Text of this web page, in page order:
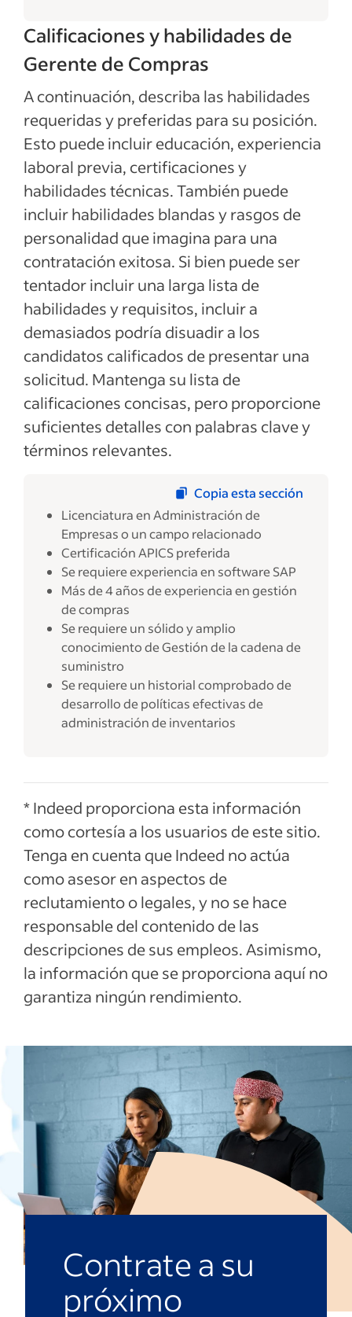
Calificaciones y habilidades de
Gerente de Compras
A continuación, describa las habilidades
requeridas y preferidas para su posición.
Esto puede incluir educación, experiencia
laboral previa, certificaciones y
habilidades técnicas. También puede
incluir habilidades blandas y rasgos de
personalidad que imagina para una
contratación exitosa. Si bien puede ser
tentador incluir una larga lista de
habilidades y requisitos, incluir a
demasiados podría disuadir a los
candidatos calificados de presentar una
solicitud. Mantenga su lista de
calificaciones concisas, pero proporcione
suficientes detalles con palabras clave y
términos relevantes.
Copia esta sección
Licenciatura en Administración de
Empresas o un campo relacionado
Certificación APICS preferida
Se requiere experiencia en software SAP
Más de 4 años de experiencia en gestión
de compras
Se requiere un sólido y amplio
conocimiento de Gestión de la cadena de
suministro
Se requiere un historial comprobado de
desarrollo de políticas efectivas de
administración de inventarios
* Indeed proporciona esta información
como cortesía a los usuarios de este sitio.
Tenga en cuenta que Indeed no actúa
como asesor en aspectos de
reclutamiento o legales, y no se hace
responsable del contenido de las
descripciones de sus empleos. Asimismo,
la información que se proporciona aquí no
garantiza ningún rendimiento.
Contrate a su
próximo